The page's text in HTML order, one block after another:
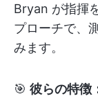
Bryan が指揮
プローチで、
みます。
🎯 彼らの特徴